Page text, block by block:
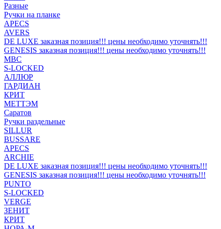
Разные
Ручки на планке
APECS
AVERS
DE LUXE заказная позиция!!! цены необходимо уточнять!!!
GENESIS заказная позиция!!! цены необходимо уточнять!!!
MBC
S-LOCKED
АЛЛЮР
ГАРДИАН
КРИТ
МЕТТЭМ
Саратов
Ручки раздельные
SILLUR
BUSSARE
APECS
ARCHIE
DE LUXE заказная позиция!!! цены необходимо уточнять!!!
GENESIS заказная позиция!!! цены необходимо уточнять!!!
PUNTO
S-LOCKED
VERGE
ЗЕНИТ
КРИТ